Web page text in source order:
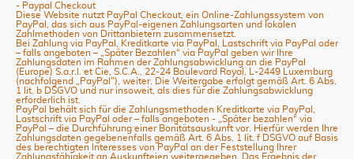
- Paypal Checkout
Diese Website nutzt PayPal Checkout, ein Online-Zahlungssystem von
PayPal, das sich aus PayPal-eigenen Zahlungsarten und lokalen
Zahlmethoden von Drittanbietern zusammensetzt.
Bei Zahlung via PayPal, Kreditkarte via PayPal, Lastschrift via PayPal oder
– falls angeboten – „Später Bezahlen“ via PayPal geben wir Ihre
Zahlungsdaten im Rahmen der Zahlungsabwicklung an die PayPal
(Europe) S.a.r.l. et Cie, S.C.A., 22-24 Boulevard Royal, L-2449 Luxemburg
(nachfolgend „PayPal"), weiter. Die Weitergabe erfolgt gemäß Art. 6 Abs.
1 lit. b DSGVO und nur insoweit, als dies für die Zahlungsabwicklung
erforderlich ist.
PayPal behält sich für die Zahlungsmethoden Kreditkarte via PayPal,
Lastschrift via PayPal oder – falls angeboten - „Später bezahlen“ via
PayPal – die Durchführung einer Bonitätsauskunft vor. Hierfür werden Ihre
Zahlungsdaten gegebenenfalls gemäß Art. 6 Abs. 1 lit. f DSGVO auf Basis
des berechtigten Interesses von PayPal an der Feststellung Ihrer
Zahlungsfähigkeit an Auskunfteien weitergegeben. Das Ergebnis der